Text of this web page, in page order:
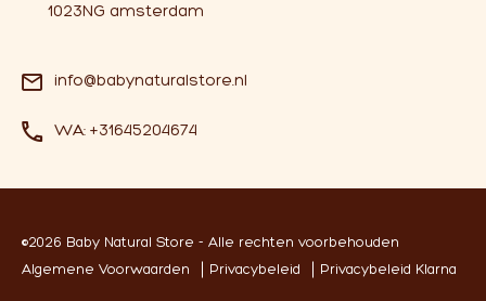
1023NG amsterdam
info@babynaturalstore.nl
WA: +31645204674
©2026 Baby Natural Store - Alle rechten voorbehouden
Algemene Voorwaarden
Privacybeleid Privacybeleid Klarna